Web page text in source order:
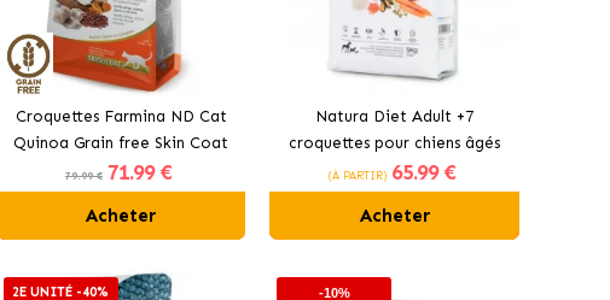
Croquettes Farmina ND Cat
Quinoa Grain free Skin Coat
pour chats au hareng
79.99 € 71.99 €
Acheter
Natura Diet Adult +7
croquettes pour chiens âgés
(À PARTIR) 65.99 €
Acheter
2E UNITÉ -40% -10%